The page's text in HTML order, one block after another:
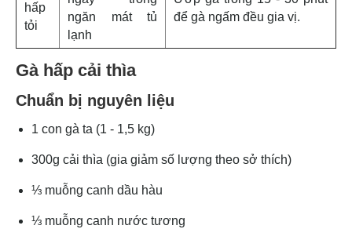
hấp
tỏi
ngăn mát tủ
lạnh
để gà ngấm đều gia vị.
Gà hấp cải thìa
Chuẩn bị nguyên liệu
1 con gà ta (1 - 1,5 kg)
300g cải thìa (gia giảm số lượng theo sở thích)
⅓ muỗng canh dầu hàu
⅓ muỗng canh nước tương